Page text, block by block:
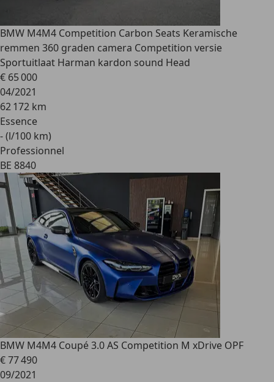
BMW M4M4 Competition Carbon Seats Keramische
remmen 360 graden camera Competition versie
Sportuitlaat Harman kardon sound Head
€ 65 000
04/2021
62 172 km
Essence
- (l/100 km)
Professionnel
BE 8840
BMW M4M4 Coupé 3.0 AS Competition M xDrive OPF
€ 77 490
09/2021